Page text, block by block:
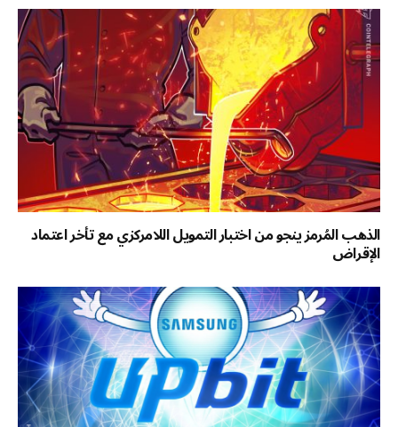
الذهب المُرمز ينجو من اختبار التمويل اللامركزي مع تأخر اعتماد
الإقراض